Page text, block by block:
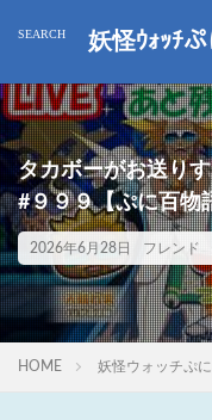
妖怪ｳｫｯﾁ
タカボーがお送り
#９９９【ぷに百物
2026年6月28日 フレンド
HOME 妖怪ウォッチぷ